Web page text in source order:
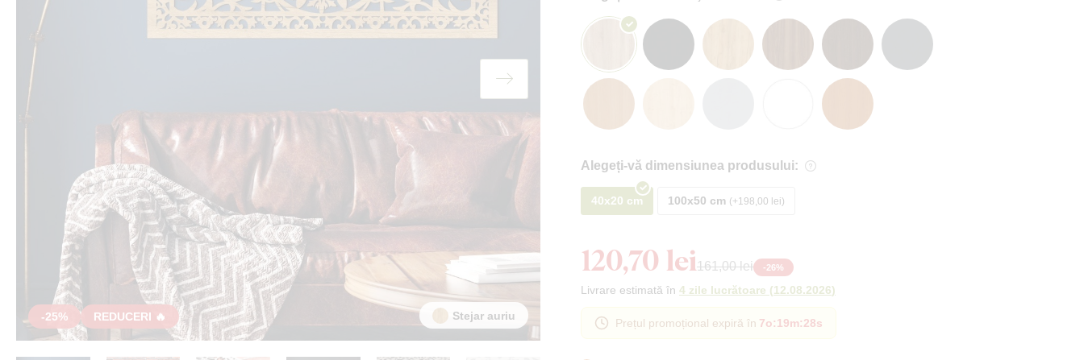
-25% REDUCERI 🔥 Stejar auriu
Alegeți-vă dimensiunea produsului:
40x20 cm 100x50 cm +198,00 lei
120,70 lei161,00 lei -26%
Livrare estimată în 4 zile lucrătoare (12.08.2026)
Prețul promoțional expiră în 7o:19m:26s